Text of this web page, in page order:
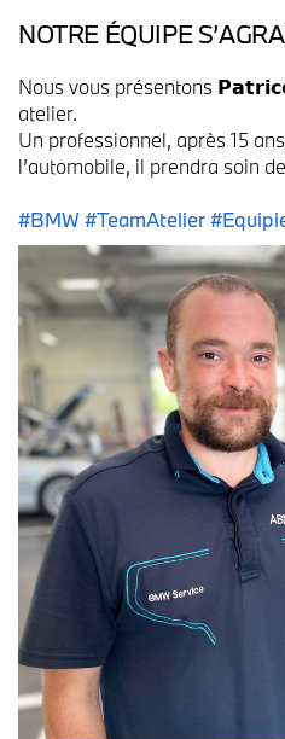
NOTRE ÉQUIPE
Nous vous présentons
atelier.
Un professionnel, après 15
l’automobile, il prendra soin
#BMW#TeamAtelier